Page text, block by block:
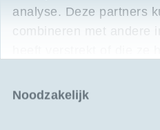
analyse. Deze partners
combineren met andere
Noodzakelijk